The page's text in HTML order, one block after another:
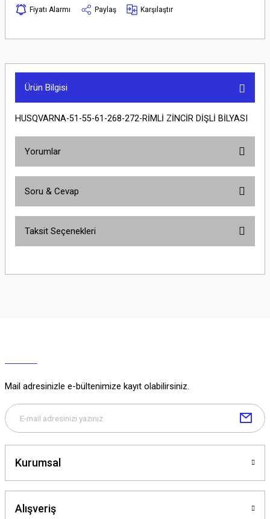
Fiyatı Alarmı
Paylaş Karşılaştır
Ürün Bilgisi
HUSQVARNA-51-55-61-268-272-RİMLİ ZİNCİR DİŞLİ BİLYASI
Yorumlar
Soru & Cevap
Soru Sor
Taksit Seçenekleri
Mail adresinizle e-bültenimize kayıt olabilirsiniz.
Kurumsal
Alışveriş